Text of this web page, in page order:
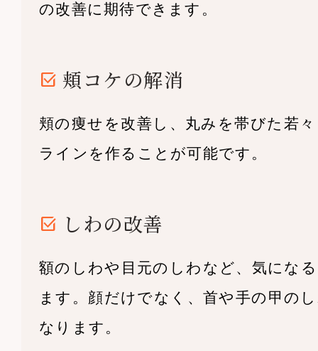
の改善に期待できます。
頬コケの解消
頬の痩せを改善し、丸みを帯びた若
ラインを作ることが可能です。
しわの改善
額のしわや目元のしわなど、気にな
ます。顔だけでなく、首や手の甲の
なります。